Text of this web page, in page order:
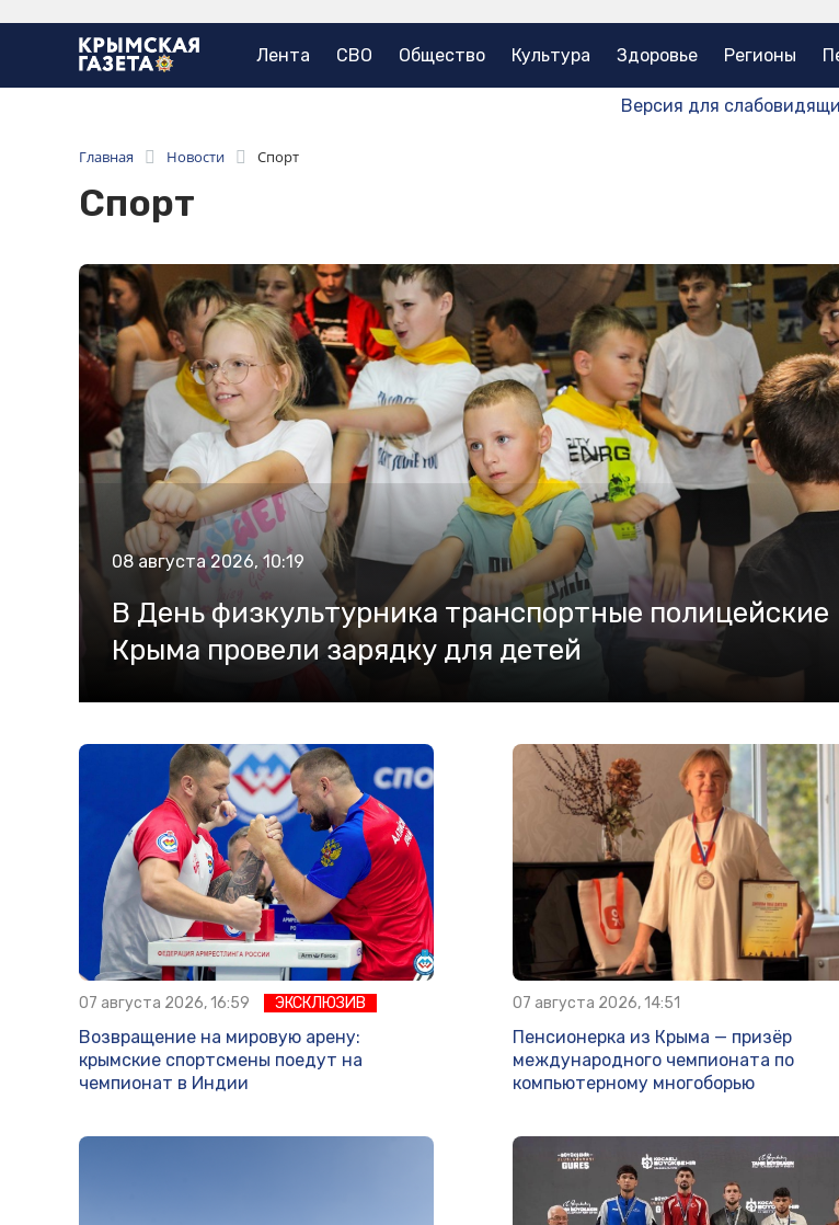
Лента СВО Общество Культура Здоровье Регионы
Версия для
Главная Новости Спорт
Спорт
08 августа 2026, 10:19
В День физкультурника транспортные полицейские
Крыма провели зарядку для детей
07 августа 2026, 16:59 ЭКСКЛЮЗИВ
Возвращение на мировую арену:
крымские спортсмены поедут на
чемпионат в Индии
07 августа 2026, 14:51
Пенсионерка из Крыма — призёр
международного чемпионата по
компьютерному многоборью